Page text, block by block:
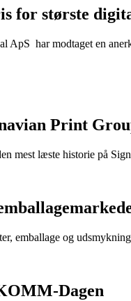
for største
ApS har modtaget en
Print
mest læste historie på
emballage og
Dagen